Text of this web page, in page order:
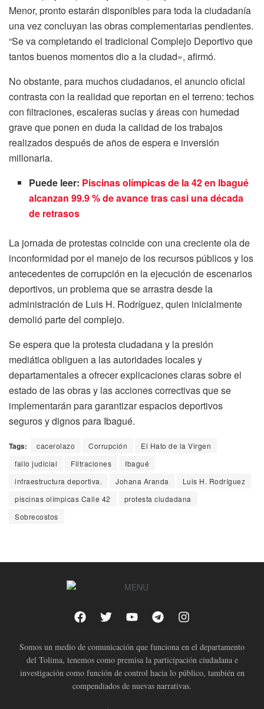
Menor, pronto estarán disponibles para toda la ciudadanía
una vez concluyan las obras complementarias pendientes.
“Se va completando el tradicional Complejo Deportivo que
tantos buenos momentos dio a la ciudad», afirmó.
No obstante, para muchos ciudadanos, el anuncio oficial
contrasta con la realidad que reportan en el terreno: techos
con filtraciones, escaleras sucias y áreas con humedad
grave que ponen en duda la calidad de los trabajos
realizados después de años de espera e inversión
millonaria.
Puede leer: Piscinas olímpicas de la 42 en Ibagué
alcanzan 99.9 % de avance tras casi una década
de retrasos
La jornada de protestas coincide con una creciente ola de
inconformidad por el manejo de los recursos públicos y los
antecedentes de corrupción en la ejecución de escenarios
deportivos, un problema que se arrastra desde la
administración de Luis H. Rodríguez, quien inicialmente
demolió parte del complejo.
Se espera que la protesta ciudadana y la presión
mediática obliguen a las autoridades locales y
departamentales a ofrecer explicaciones claras sobre el
estado de las obras y las acciones correctivas que se
implementarán para garantizar espacios deportivos
seguros y dignos para Ibagué.
Tags: cacerolazo Corrupción
El Hato de la Virgen
fallo judicial
Filtraciones
Ibagué
infraestructura deportiva.
Johana Aranda
Luis H. Rodríguez
piscinas olímpicas Calle 42
protesta ciudadana
Sobrecostos
Somos un medio de comunicación que funciona en el departamento
del Tolima, tenemos como premisa la participación ciudadana e
investigación como función de control hacia lo público, también en
compendiados de nuevas narrativas.